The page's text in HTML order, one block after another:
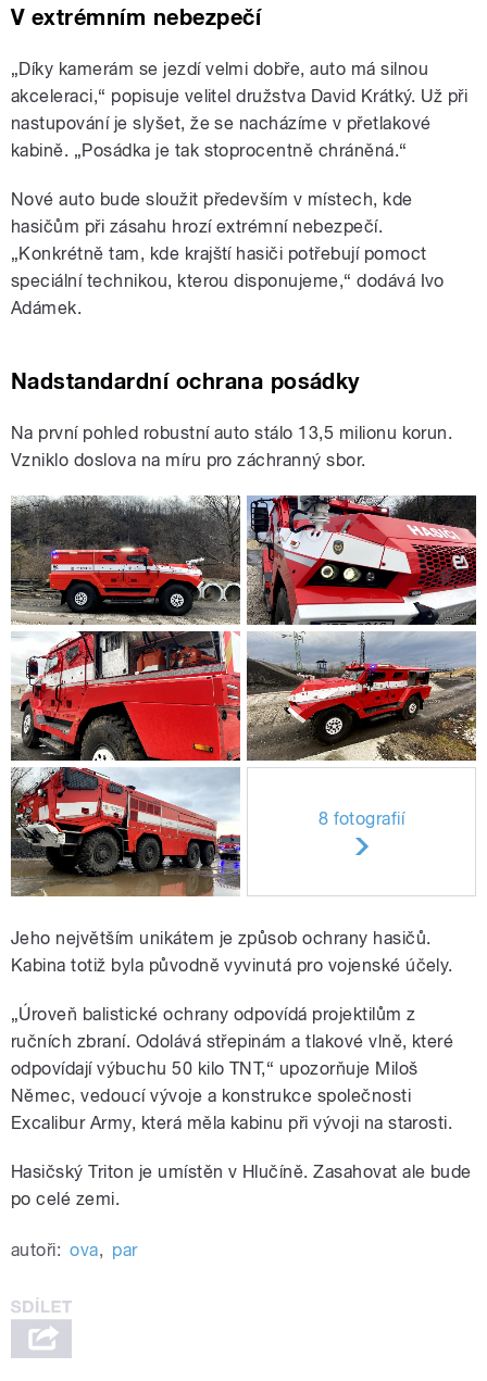
V extrémním nebezpečí
„Díky kamerám se jezdí velmi dobře, auto má silnou
akceleraci,“ popisuje velitel družstva David Krátký. Už při
nastupování je slyšet, že se nacházíme v přetlakové
kabině. „Posádka je tak stoprocentně chráněná.“
Nové auto bude sloužit především v místech, kde
hasičům při zásahu hrozí extrémní nebezpečí.
„Konkrétně tam, kde krajští hasiči potřebují pomoct
speciální technikou, kterou disponujeme,“ dodává Ivo
Adámek.
Nadstandardní ochrana posádky
Na první pohled robustní auto stálo 13,5 milionu korun.
Vzniklo doslova na míru pro záchranný sbor.
8 fotografií
Jeho největším unikátem je způsob ochrany hasičů.
Kabina totiž byla původně vyvinutá pro vojenské účely.
„Úroveň balistické ochrany odpovídá projektilům z
ručních zbraní. Odolává střepinám a tlakové vlně, které
odpovídají výbuchu 50 kilo TNT,“ upozorňuje Miloš
Němec, vedoucí vývoje a konstrukce společnosti
Excalibur Army, která měla kabinu při vývoji na starosti.
Hasičský Triton je umístěn v Hlučíně. Zasahovat ale bude
po celé zemi.
autoři: ova, par